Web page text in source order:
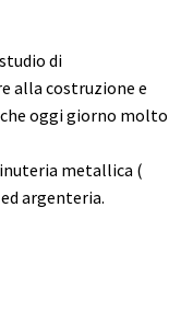
di
alla costruzione e
oggi giorno molto
metallica (
argenteria.